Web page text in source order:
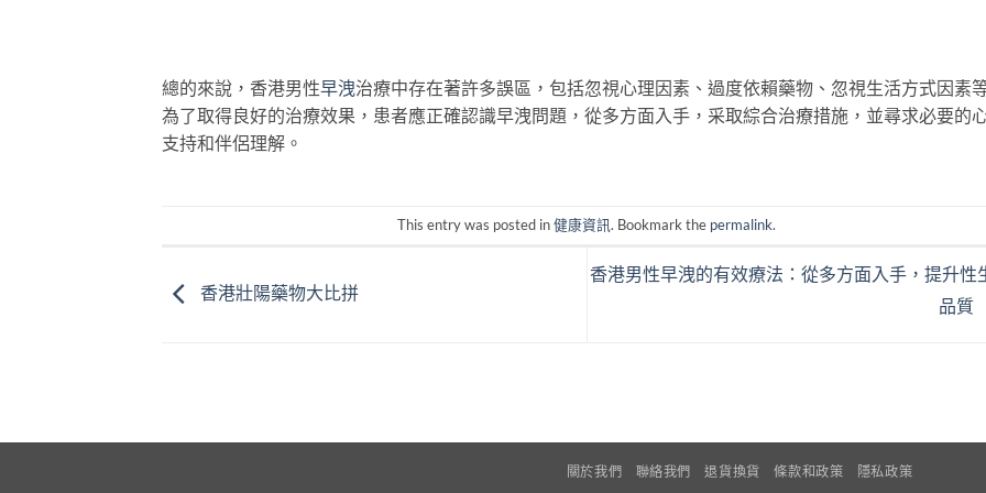
總的來說，香港男性早洩治療中存在著許多誤區，包括忽視心理因素、過度依賴藥物、忽視生活方式因素
為了取得良好的治療效果，患者應正確認識早洩問題，從多方面入手，采取綜合治療措施，並尋求必要的
支持和伴侶理解。
This entry was posted in健康資訊. Bookmark the permalink.
香港壯陽藥物大比拼
香港男性早洩的有效療法：從多方面入手，提升性
品質
關於我們 聯絡我們 退貨換貨 條款和政策 隱私政策